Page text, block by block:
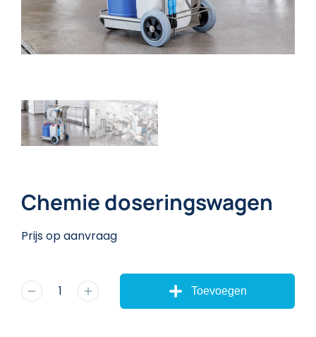
Chemie doseringswagen
Prijs op aanvraag
Toevoegen